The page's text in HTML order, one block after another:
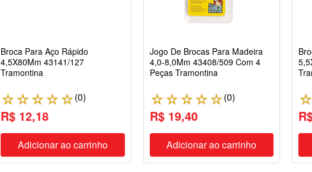
Broca Para Aço Rápido
4,5X80Mm 43141/127
Tramontina
☆☆☆☆☆(0)
R$ 12,18
Adicionar ao carrinho
Jogo De Brocas Para Madeira
4,0-8,0Mm 43408/509 Com 4
Peças Tramontina
☆☆☆☆☆(0)
R$ 19,40
Adicionar ao carrinho
☆